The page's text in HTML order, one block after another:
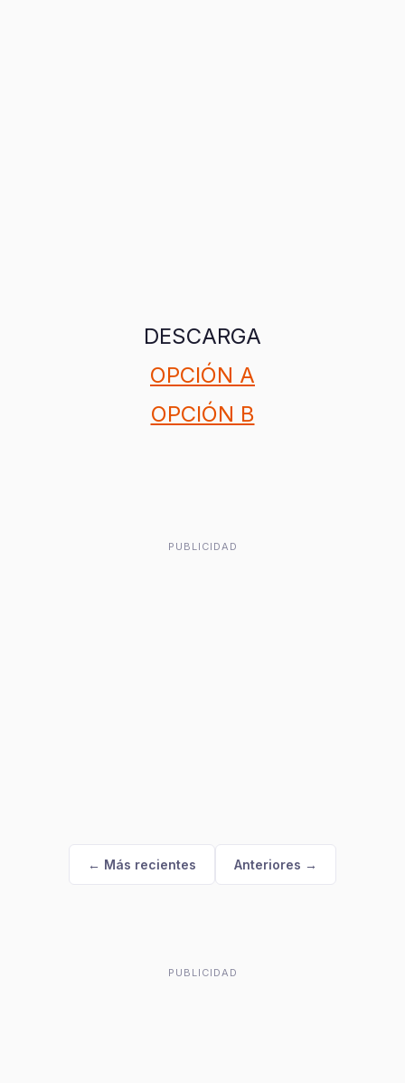
DESCARGA
OPCIÓN A
OPCIÓN B
PUBLICIDAD
← Más recientes Anteriores →
PUBLICIDAD